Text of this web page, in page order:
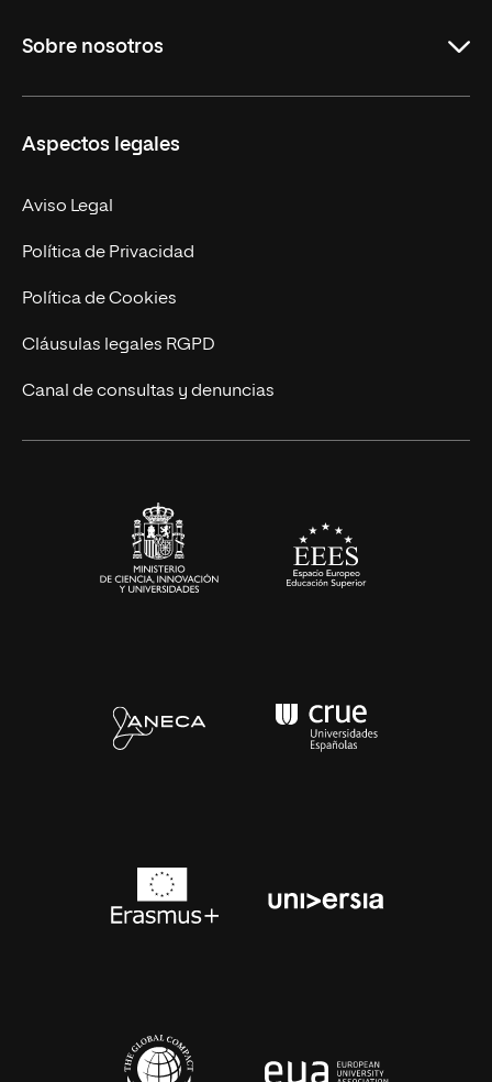
Másteres Oficiales
Doctorados
Experto Universitario
Postgrados
Cursos Universitarios
Sobre nosotros
Facultades
Nuestro Equipo
Trabaja en UNIR
Actualidad
UNIR Revista
Eventos
Aspectos legales
Aviso Legal
Política de Privacidad
Política de Cookies
Cláusulas legales RGPD
Canal de consultas y denuncias